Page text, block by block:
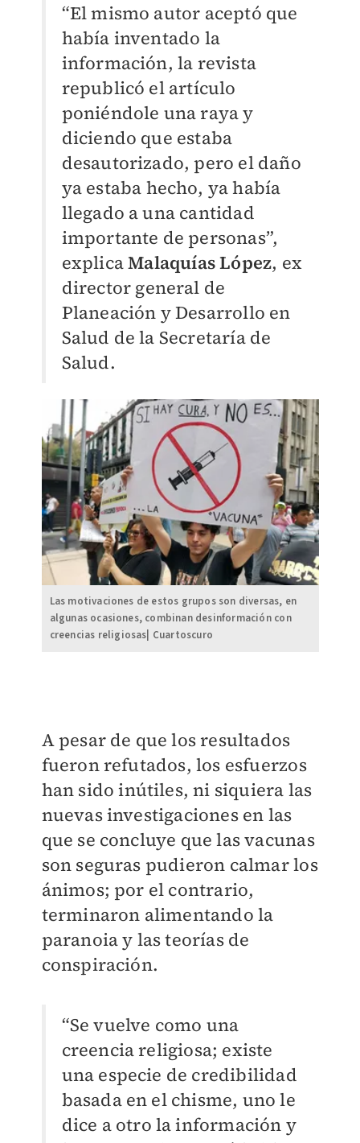
“El mismo autor aceptó que
había inventado la
información, la revista
republicó el artículo
poniéndole una raya y
diciendo que estaba
desautorizado, pero el daño
ya estaba hecho, ya había
llegado a una cantidad
importante de personas”,
explicaMalaquías López, ex
director general de
Planeación y Desarrollo en
Salud de la Secretaría de
Salud.
Las motivaciones de estos grupos son diversas, en
algunas ocasiones, combinan desinformación con
creencias religiosas| Cuartoscuro
A pesar de que los resultados
fueron refutados, los esfuerzos
han sido inútiles, ni siquiera las
nuevas investigaciones en las
que se concluye que las vacunas
son seguras pudieron calmar los
ánimos; por el contrario,
terminaron alimentando la
paranoia y las teorías de
conspiración.
“Se vuelve como una
creencia religiosa; existe
una especie de credibilidad
basada en el chisme, uno le
dice a otro la información y